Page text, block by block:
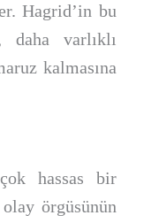
Hagrid’in bu
daha varlıklı
kalmasına
hassas bir
örgüsünün